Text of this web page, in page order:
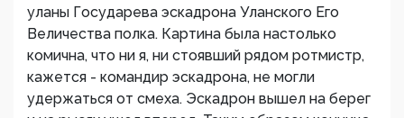
уланы Государева эскадрона Уланского Его
Величества полка. Картина была настолько
комична, что ни я, ни стоявший рядом ротмистр,
кажется - командир эскадрона, не могли
удержаться от смеха. Эскадрон вышел на берег